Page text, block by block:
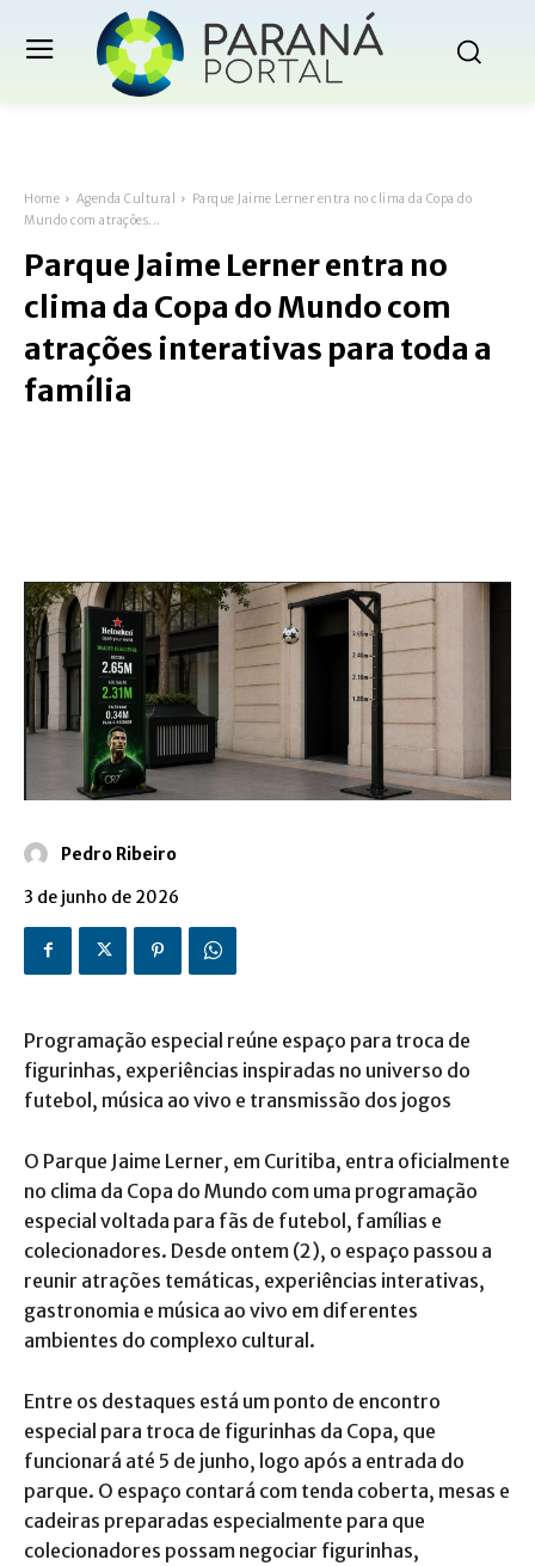
Home Agenda Cultural
Parque Jaime Lerner entra no clima da Copa do
Mundo com atrações...
Parque Jaime Lerner entra no
clima da Copa do Mundo com
atrações interativas para toda a
família
Pedro Ribeiro
3 de junho de 2026
Programação especial reúne espaço para troca de
figurinhas, experiências inspiradas no universo do
futebol, música ao vivo e transmissão dos jogos
O Parque Jaime Lerner, em Curitiba, entra oficialmente
no clima da Copa do Mundo com uma programação
especial voltada para fãs de futebol, famílias e
colecionadores. Desde ontem (2), o espaço passou a
reunir atrações temáticas, experiências interativas,
gastronomia e música ao vivo em diferentes
ambientes do complexo cultural.
Entre os destaques está um ponto de encontro
especial para troca de figurinhas da Copa, que
funcionará até 5 de junho, logo após a entrada do
parque. O espaço contará com tenda coberta, mesas e
cadeiras preparadas especialmente para que
colecionadores possam negociar figurinhas,